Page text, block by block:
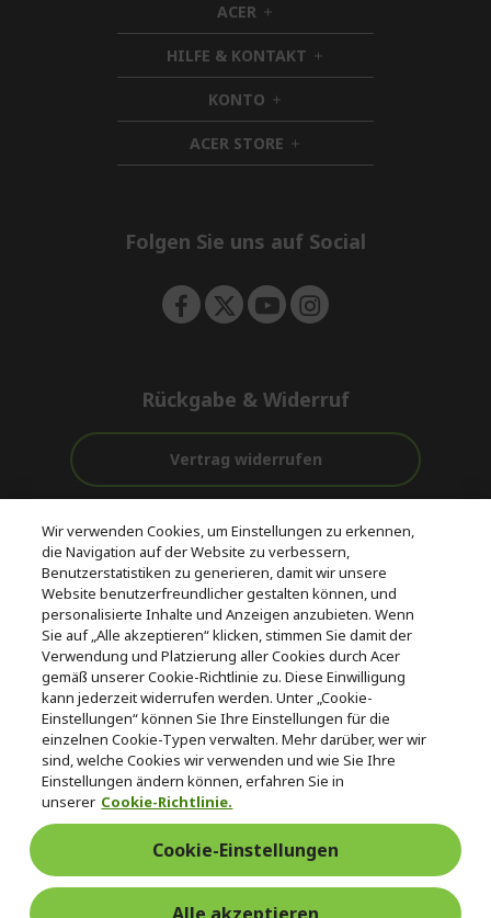
ACER h
i
d
d
e
n
HILFE & KONTAKT h
i
d
n
KONTO h
i
d
d
ACER STORE h
i
e
Folgen Sie uns auf Social
Rückgabe & Widerruf
Vertrag widerrufen
Kostenloser
Versand
vor und nach
dem Kauf
Zahlung
© 2026 Acer Inc.
CPYou BV ist der autorisierte Wiederverkäufer und Händler der
Produkte und Dienstleistungen, die in diesem Shop angeboten
werden.
Deutschland/Österreich
Wir verwenden Cookies, um Einstellungen zu erkennen,
die Navigation auf der Website zu verbessern,
Benutzerstatistiken zu generieren, damit wir unsere
Website benutzerfreundlicher gestalten können, und
personalisierte Inhalte und Anzeigen anzubieten. Wenn
Sie auf „Alle akzeptieren“ klicken, stimmen Sie damit der
Verwendung und Platzierung aller Cookies durch Acer
gemäß unserer Cookie-Richtlinie zu. Diese Einwilligung
kann jederzeit widerrufen werden. Unter „Cookie-
Einstellungen“ können Sie Ihre Einstellungen für die
einzelnen Cookie-Typen verwalten. Mehr darüber, wer wir
sind, welche Cookies wir verwenden und wie Sie Ihre
Einstellungen ändern können, erfahren Sie in
unserer Cookie-Richtlinie.
Cookie-Einstellungen